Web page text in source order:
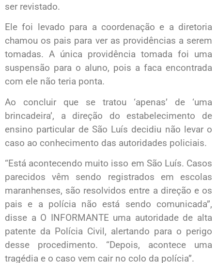
ser revistado.
Ele foi levado para a coordenação e a diretoria
chamou os pais para ver as providências a serem
tomadas. A única providência tomada foi uma
suspensão para o aluno, pois a faca encontrada
com ele não teria ponta.
Ao concluir que se tratou ‘apenas’ de ‘uma
brincadeira’, a direção do estabelecimento de
ensino particular de São Luís decidiu não levar o
caso ao conhecimento das autoridades policiais.
“Está acontecendo muito isso em São Luís. Casos
parecidos vêm sendo registrados em escolas
maranhenses, são resolvidos entre a direção e os
pais e a polícia não está sendo comunicada”,
disse a O INFORMANTE uma autoridade de alta
patente da Polícia Civil, alertando para o perigo
desse procedimento. “Depois, acontece uma
tragédia e o caso vem cair no colo da polícia”.